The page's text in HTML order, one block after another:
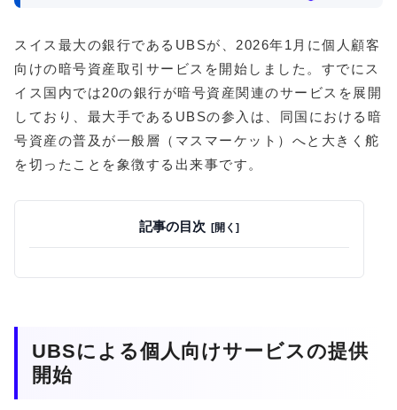
スイス最大の銀行であるUBSが、2026年1月に個人顧客
向けの暗号資産取引サービスを開始しました。すでにス
イス国内では20の銀行が暗号資産関連のサービスを展開
しており、最大手であるUBSの参入は、同国における暗
号資産の普及が一般層（マスマーケット）へと大きく舵
を切ったことを象徴する出来事です。
記事の目次
UBSによる個人向けサービスの提供
開始